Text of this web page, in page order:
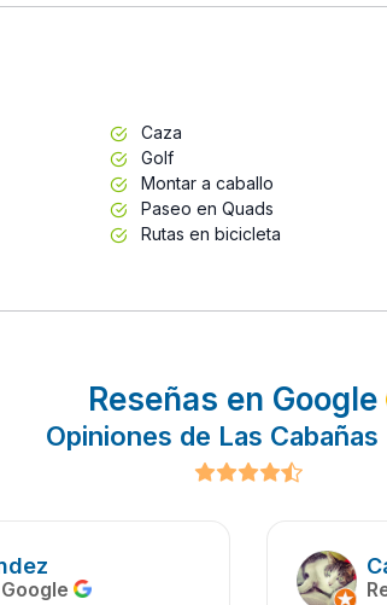
Caza
Golf
Montar a caballo
Paseo en Quads
Rutas en bicicleta
Reseñas en Google
Opiniones de Las Cabañas